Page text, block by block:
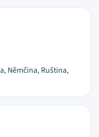
Němčina, Ruština,